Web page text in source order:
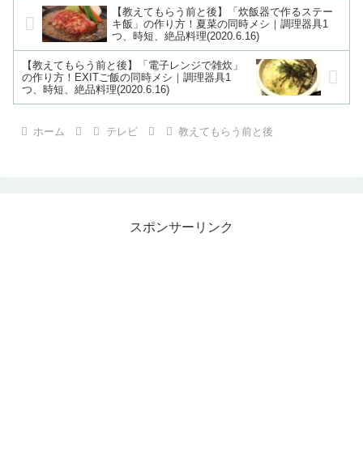
【教えてもらう前と後】「炊飯器で作るステー
キ飯」の作り方！夏菜の同時メシ｜調理器具1
つ、時短、絶品料理(2020.6.16)
【教えてもらう前と後】「電子レンジで雑炊」
の作り方！EXITご飯の同時メシ｜調理器具1
つ、時短、絶品料理(2020.6.16)
ホーム テレビ 教えてもらう前と後
スポンサーリンク